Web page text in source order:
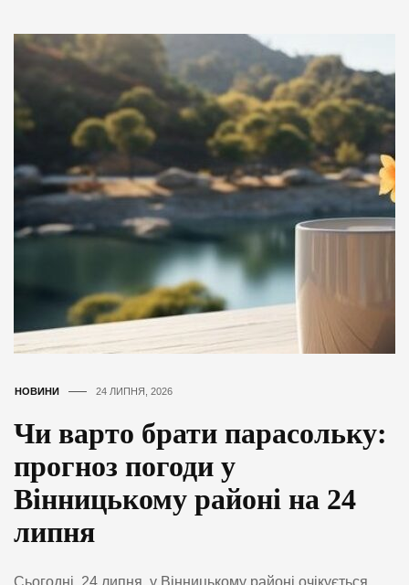
НОВИНИ 24 ЛИПНЯ, 2026
Чи варто брати парасольку:
прогноз погоди у
Вінницькому районі на 24
липня
Сьогодні, 24 липня, у Вінницькому районі очікується